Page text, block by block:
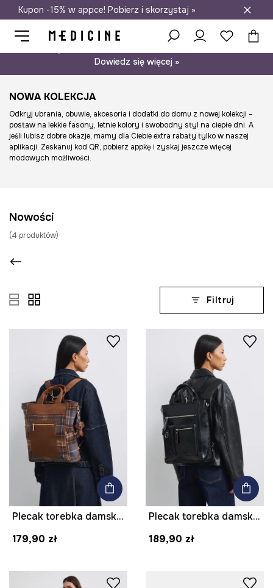
Darmowa dostawa do salonów
Kupon -15% w appce! Pobierz i skorzystaj »
Dowiedz się więcej »
NOWA KOLEKCJA
Odkryj ubrania, obuwie, akcesoria i dodatki do domu z nowej kolekcji –
postaw na lekkie fasony, letnie kolory i swobodny styl na ciepłe dni. A
jeśli lubisz dobre okazje, mamy dla Ciebie extra rabaty tylko w naszej
aplikacji. Zeskanuj kod QR, pobierz appkę i zyskaj jeszcze więcej
modowych możliwości.
Nowości
(4 produktów)
Filtruj
Plecak torebka damska z dodatkiem wełny w kratkę z brelokiem
179,90 zł
Plecak torebka damska z imitacji skóry
189,90 zł